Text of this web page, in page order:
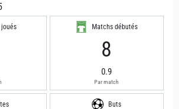
joués Matchs débutés
8
0.9
Par match
Buts